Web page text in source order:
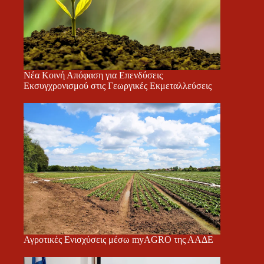
Νέα Κοινή Απόφαση για Επενδύσεις
Εκσυγχρονισμού στις Γεωργικές Εκμεταλλεύσεις
Αγροτικές Ενισχύσεις μέσω myAGRO της ΑΑΔΕ